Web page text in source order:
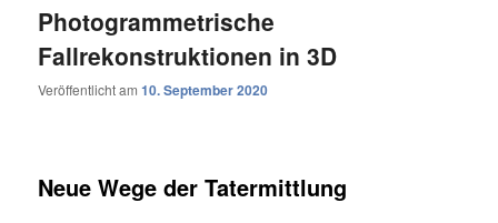
Photogrammetrische
Fallrekonstruktionen in 3D
Veröffentlicht am10. September 2020
Neue Wege der Tatermittlung